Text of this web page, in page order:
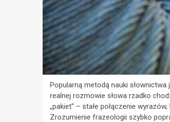
Popularną metodą nauki
realnej rozmowie słowa rzadko
„pakiet” – stałe połączenie
Zrozumienie frazeologii szybko